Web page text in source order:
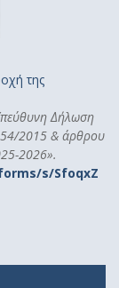
της
Δήλωση
2015 & άρθρου
2026».
s/SfoqxZ